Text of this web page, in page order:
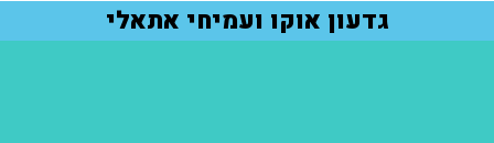
גדעון אוקו ועמיחי אתאלי